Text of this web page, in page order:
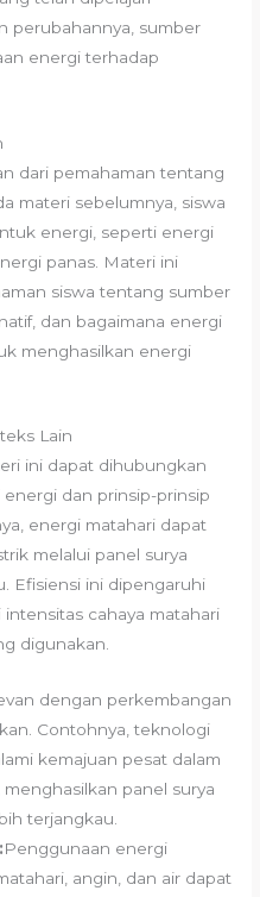
perubahannya, sumber
energi terhadap
dari pemahaman tentang
materi sebelumnya, siswa
energi, seperti energi
panas. Materi ini
siswa tentang sumber
dan bagaimana energi
menghasilkan energi
Lain
ini dapat dihubungkan
dan prinsip-prinsip
energi matahari dapat
melalui panel surya
Efisiensi ini dipengaruhi
cahaya matahari
digunakan.
dengan perkembangan
Contohnya, teknologi
kemajuan pesat dalam
panel surya
terjangkau.
Penggunaan energi
angin, dan air dapat